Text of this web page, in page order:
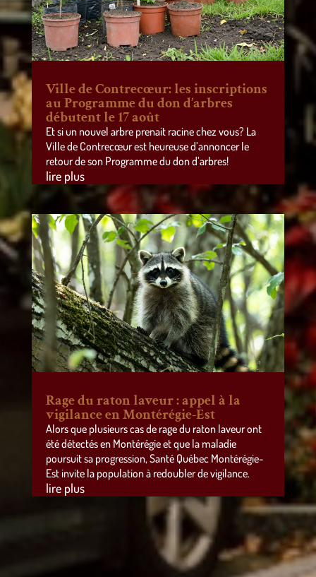
Ville de Contrecœur: les inscriptions
au Programme du don d’arbres
débutent le 17 août
Et si un nouvel arbre prenait racine chez vous? La
Ville de Contrecœur est heureuse d’annoncer le
retour de son Programme du don d’arbres!
lire plus
Rage du raton laveur : appel à la
vigilance en Montérégie-Est
Alors que plusieurs cas de rage du raton laveur ont
été détectés en Montérégie et que la maladie
poursuit sa progression, Santé Québec Montérégie-
Est invite la population à redoubler de vigilance.
lire plus